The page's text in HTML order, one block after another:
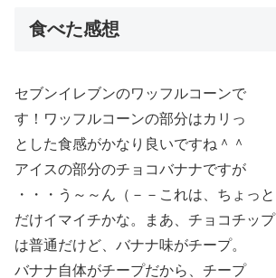
食べた感想
セブンイレブンのワッフルコーンで
す！ワッフルコーンの部分はカリっ
とした食感がかなり良いですね＾＾
アイスの部分のチョコバナナですが
・・・う～～ん（－－これは、ちょっと
だけイマイチかな。まあ、チョコチップ
は普通だけど、バナナ味がチープ。
バナナ自体がチープだから、チープ